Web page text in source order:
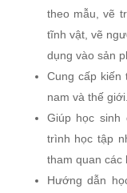
theo mẫu, vẽ
tĩnh vật, vẽ
dụng vào sản
Cung cấp
nam và thế giới.
Giúp học sinh
trình học tập
tham quan các
Hướng dẫn